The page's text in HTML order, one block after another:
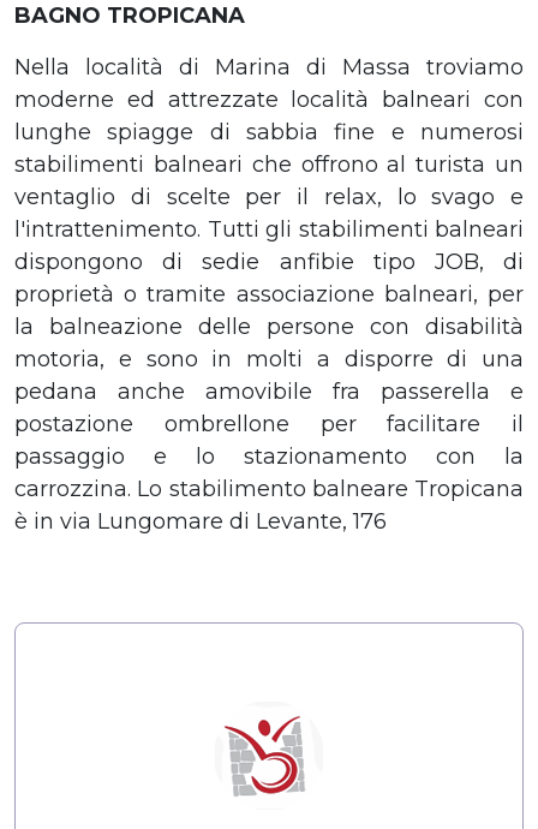
BAGNO TROPICANA
Nella località di Marina di Massa troviamo
moderne ed attrezzate località balneari con
lunghe spiagge di sabbia fine e numerosi
stabilimenti balneari che offrono al turista un
ventaglio di scelte per il relax, lo svago e
l'intrattenimento. Tutti gli stabilimenti balneari
dispongono di sedie anfibie tipo JOB, di
proprietà o tramite associazione balneari, per
la balneazione delle persone con disabilità
motoria, e sono in molti a disporre di una
pedana anche amovibile fra passerella e
postazione ombrellone per facilitare il
passaggio e lo stazionamento con la
carrozzina. Lo stabilimento balneare Tropicana
è in via Lungomare di Levante, 176